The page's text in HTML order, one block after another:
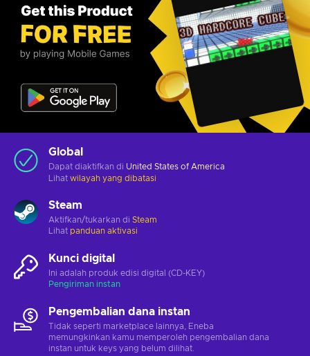
Global
Dapat diaktifkan di United States of America
Lihat wilayah yang dibatasi
Steam
Aktifkan/tukarkan di Steam
Lihat panduan aktivasi
Kunci digital
Ini adalah produk edisi digital (CD-KEY)
Pengiriman instan
Pengembalian dana instan
Tidak seperti marketplace lainnya, Eneba
memungkinkan kamu memperoleh pengembalian dana
instan untuk keys yang belum dilihat.